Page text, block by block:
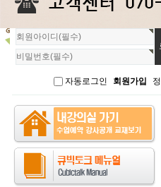
회
원
로
자동로그인 회원가입